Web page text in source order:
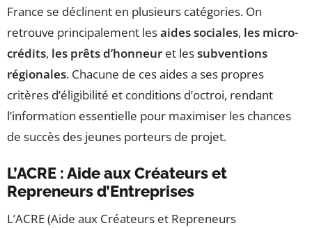
France se déclinent en plusieurs catégories. On
retrouve principalement lesaides sociales, les micro-
crédits, les prêts d’honneur et lessubventions
régionales. Chacune de ces aides a ses propres
critères d’éligibilité et conditions d’octroi, rendant
l’information essentielle pour maximiser les chances
de succès des jeunes porteurs de projet.
L’ACRE : Aide aux Créateurs et
Repreneurs d’Entreprises
L’ACRE (Aide aux Créateurs et Repreneurs